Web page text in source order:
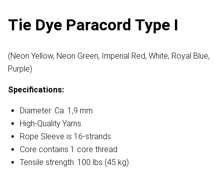
Tie Dye Paracord Type I
(Neon Yellow, Neon Green, Imperial Red, White, Royal Blue,
Purple)​
Specifications:
Diameter: Ca. 1,9 mm.
High-Quality Yarns
Rope Sleeve is 16-strands
Core contains 1 core thread
Tensile strength: 100 lbs (45 kg)